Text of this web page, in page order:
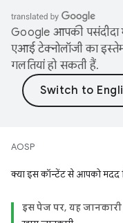
Google आपकी पसंदीदा
एआई टेक्नोलॉजी का
गलतियां हो सकती हैं.
AOSP
क्या इस कॉन्टेंट से आपको मदद
इस पेज पर, यह